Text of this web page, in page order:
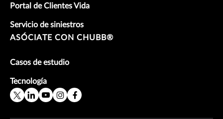
Portal de Clientes Vida
Servicio de siniestros
ASÓCIATE CON CHUBB®
Casos de estudio
Tecnología